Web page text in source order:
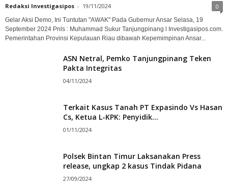
Redaksi Investigasipos - 19/11/2024 0
Gelar Aksi Demo, Ini Tuntutan "AWAK" Pada Gubernur Ansar Selasa, 19
September 2024 Pnls : Muhammad Sukur Tanjungpinang l Investigasipos.com.
Pemerintahan Provinsi Kepulauan Riau dibawah Kepemimpinan Ansar...
ASN Netral, Pemko Tanjungpinang Teken
Pakta Integritas
04/11/2024
Terkait Kasus Tanah PT Expasindo Vs Hasan
Cs, Ketua L-KPK: Penyidik...
01/11/2024
Polsek Bintan Timur Laksanakan Press
release, ungkap 2 kasus Tindak Pidana
27/09/2024